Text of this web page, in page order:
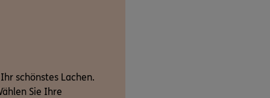
schönstes Lachen.
Sie Ihre